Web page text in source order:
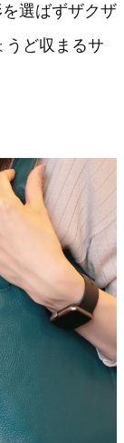
選ばずザクザ
うど収まるサ